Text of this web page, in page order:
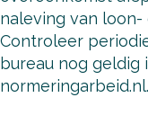
naleving van
Controleer
bureau nog geldig
normeringarbeid.nl.